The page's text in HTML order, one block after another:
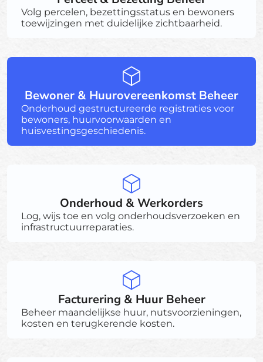
Volg percelen, bezettingsstatus en bewoners
toewijzingen met duidelijke zichtbaarheid.
Bewoner & Huurovereenkomst Beheer
Onderhoud gestructureerde registraties voor
bewoners, huurvoorwaarden en
huisvestingsgeschiedenis.
Onderhoud & Werkorders
Log, wijs toe en volg onderhoudsverzoeken en
infrastructuurreparaties.
Facturering & Huur Beheer
Beheer maandelijkse huur, nutsvoorzieningen,
kosten en terugkerende kosten.